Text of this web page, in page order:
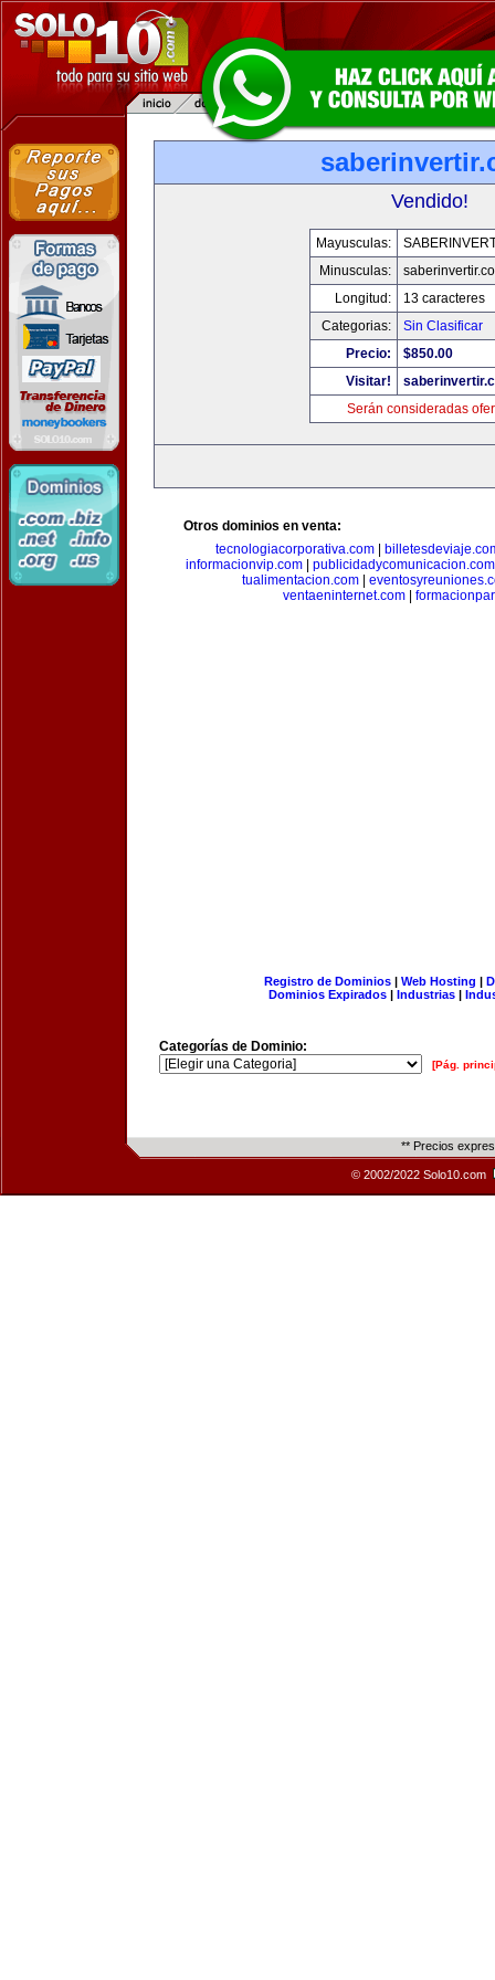
Vendido!
Mayusculas:
Minusculas:
Longitud:
13 caracteres
Categorias:
Sin Clasificar
Precio:
$850.00
Visitar!
Serán consideradas
Otros dominios en venta:
tecnologiacorporativa.com|
informacionvip.com| publicidadycomunicacion.com
tualimentacion.com
ventaeninternet.com|
Registro de Dominios| Web Hosting |
Dominios Expirados | Industrias |
Categorías de Dominio:
[Pág.
** Precios
© 2002/2022 Solo10.com